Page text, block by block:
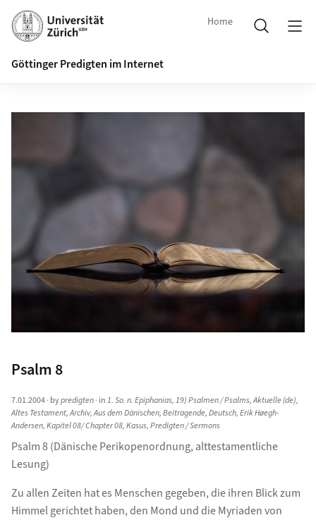
Home
Göttinger Predigten im Internet
Psalm 8
7.01.2004· bypredigten· in1. So. n. Epiphanias,19) Psalmen / Psalms,Aktuelle (de),
Altes Testament,Archiv,Aus dem Dänischen,Beitragende,Deutsch,Erik Høegh-
Andersen,Kapitel 08/ Chapter 08,Kasus,Predigten / Sermons
Psalm 8 (Dänische Perikopenordnung, alttestamentliche
Lesung)
Zu allen Zeiten hat es Menschen gegeben, die ihren Blick zum
Himmel gerichtet haben, den Mond und die Myriaden von